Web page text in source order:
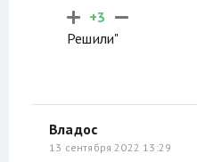
+3
Решили"
Владос
13 сентября 2022 13:29